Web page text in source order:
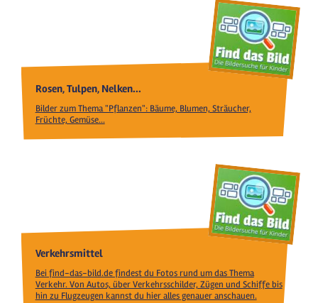
Rosen, Tulpen, Nelken...
Bilder zum Thema "Pflanzen": Bäume, Blumen, Sträucher,
Früchte, Gemüse...
Verkehrsmittel
Bei find-das-bild.de findest du Fotos rund um das Thema
Verkehr. Von Autos, über Verkehrsschilder, Zügen und Schiffe bis
hin zu Flugzeugen kannst du hier alles genauer anschauen.